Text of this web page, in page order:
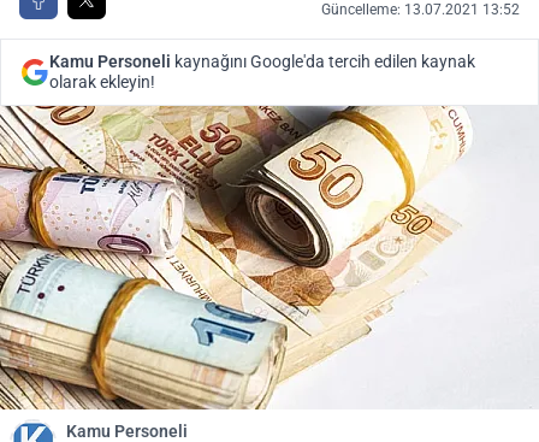
Güncelleme: 13.07.2021 13:52
Kamu Personeli kaynağını Google'da tercih edilen kaynak
olarak ekleyin!
Kamu Personeli